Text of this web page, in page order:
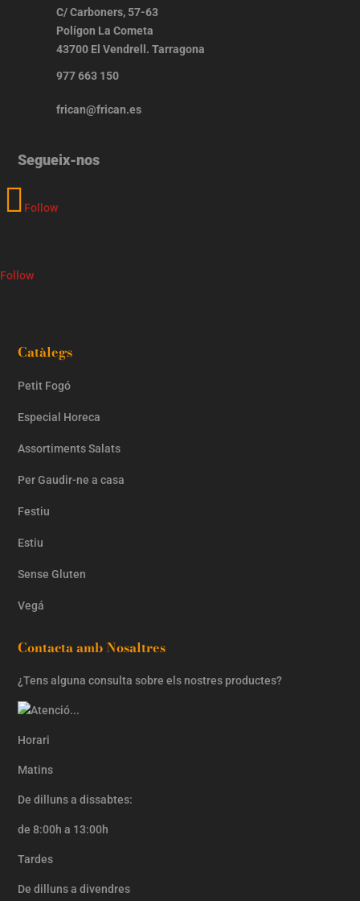
C/ Carboners, 57-63
Polígon La Cometa
43700 El Vendrell. Tarragona
977 663 150
frican@frican.es
Segueix-nos
Follow
Follow
Catàlegs
Petit Fogó
Especial Horeca
Assortiments Salats
Per Gaudir-ne a casa
Festiu
Estiu
Sense Gluten
Vegá
Contacta amb Nosaltres
¿Tens alguna consulta sobre els nostres productes?
Horari
Matins
De dilluns a dissabtes:
de 8:00h a 13:00h
Tardes
De dilluns a divendres